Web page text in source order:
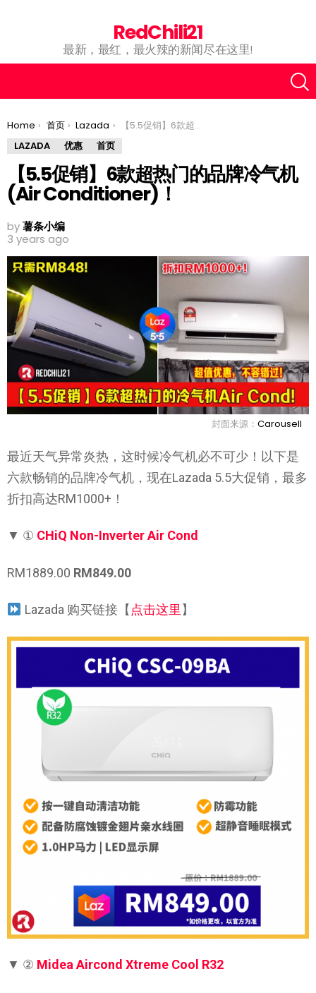
RedChili21
最新，最红，最火辣的新闻尽在这里!
You are here:
Home 首页 Lazada
【5.5促销】6款超热门的品牌冷气机 (Air Conditioner)！
LAZADA
优惠 首页
【5.5促销】6款超热门的品牌冷气机
(Air Conditioner)！
by薯条小编
3 years ago
封面来源： Carousell
最近天气异常炎热，这时候冷气机必不可少！以下是
六款畅销的品牌冷气机，现在Lazada 5.5大促销，最多
折扣高达RM1000+！
▼ ① CHiQ Non-Inverter Air Cond
RM1889.00 RM849.00
Lazada 购买链接【 点击这里 】
▼ ② Midea Aircond Xtreme Cool R32